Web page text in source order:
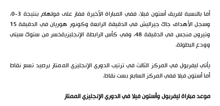
أما بالنسبة لفريق أستون فيلا، ففي المباراة الأخيرة ففاز على فولهام بنتيجة 3-0،
وسجل الأهداف جاك جيراليش في الدقيقة الرابعة وكونور هوريان في الدقيقة 15
وتيرون منجس في الدقيقة 48، وفي كأس الرابطة الإنجليزيةخسر من ستوك سيتي
وودع البطولة.
يأتي ليفربول في المركز الثالث في ترتيب الدوري الإنجليزي الممتاز برصيد تسع نقاط
أما أستون فيلا ففي المركز السابع بست نقاط.
موعد مباراة ليفربول وأستون فيلا في الدوري الإنجليزي الممتاز